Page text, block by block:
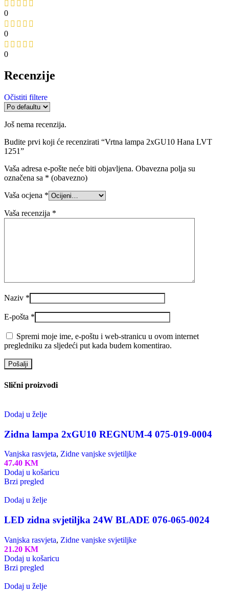
0
0
0
Recenzije
Očistiti filtere
Još nema recenzija.
Budite prvi koji će recenzirati “Vrtna lampa 2xGU10 Hana LVT
1251”
Vaša adresa e-pošte neće biti objavljena. Obavezna polja su
označena sa * (obavezno)
Vaša ocjena *
Vaša recenzija *
Naziv *
E-pošta *
Spremi moje ime, e-poštu i web-stranicu u ovom internet
pregledniku za sljedeći put kada budem komentirao.
Slični proizvodi
Dodaj u želje
Zidna lampa 2xGU10 REGNUM-4 075-019-0004
Vanjska rasvjeta, Zidne vanjske svjetiljke
47.40 KM
Dodaj u košaricu
Brzi pregled
Dodaj u želje
LED zidna svjetiljka 24W BLADE 076-065-0024
Vanjska rasvjeta, Zidne vanjske svjetiljke
21.20 KM
Dodaj u košaricu
Brzi pregled
Dodaj u želje